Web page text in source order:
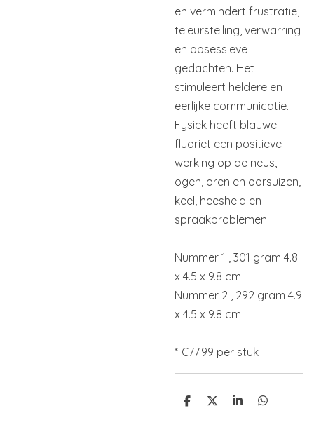
en vermindert frustratie,
teleurstelling, verwarring
en obsessieve
gedachten. Het
stimuleert heldere en
eerlijke communicatie.
Fysiek heeft blauwe
fluoriet een positieve
werking op de neus,
ogen, oren en oorsuizen,
keel, heesheid en
spraakproblemen.
Nummer 1 , 301 gram 4.8
x 4.5 x 9.8 cm
Nummer 2 , 292 gram 4.9
x 4.5 x 9.8 cm
* €77.99 per stuk
D
D
S
D